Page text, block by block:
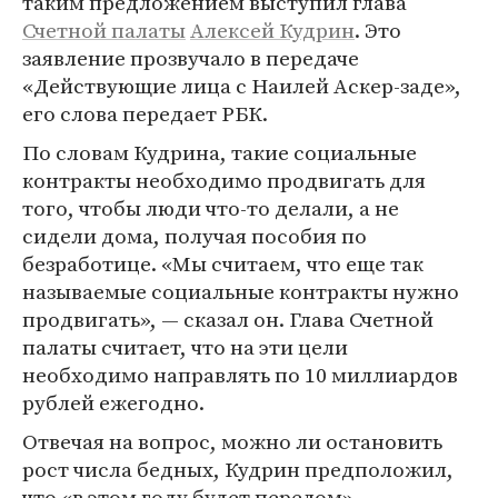
Счетной палатыАлексей Кудрин. Это
заявление прозвучало в передаче
«Действующие лица с Наилей Аскер-заде»,
его слова передает РБК.
По словам Кудрина, такие социальные
контракты необходимо продвигать для
того, чтобы люди что-то делали, а не
сидели дома, получая пособия по
безработице. «Мы считаем, что еще так
называемые социальные контракты нужно
продвигать», — сказал он. Глава Счетной
палаты считает, что на эти цели
необходимо направлять по 10 миллиардов
рублей ежегодно.
Отвечая на вопрос, можно ли остановить
рост числа бедных, Кудрин предположил,